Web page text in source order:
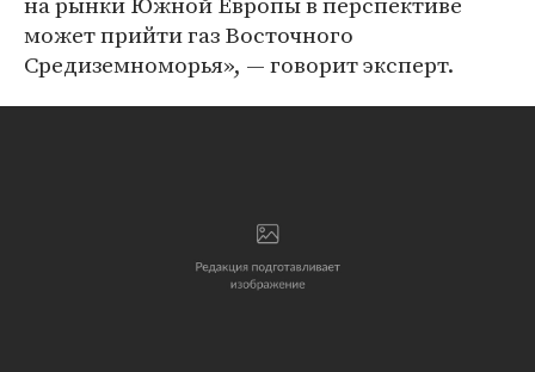
может прийти газ Восточного
Средиземноморья», — говорит эксперт.